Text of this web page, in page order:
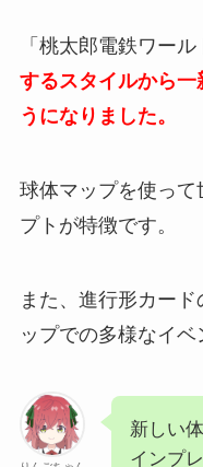
「桃太郎電鉄ワール
するスタイルから一
うになりました。
球体マップを使っ
プトが特徴です。
また、進行形カー
ップでの多様なイベ
新しい
インプ